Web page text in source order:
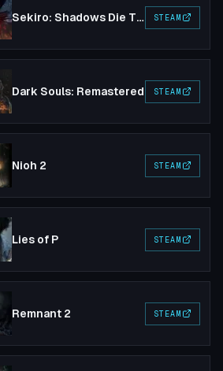
Sekiro: Shadows Die Twice STEAM
Dark Souls: Remastered STEAM
Nioh 2 STEAM
Lies of P STEAM
Remnant 2 STEAM